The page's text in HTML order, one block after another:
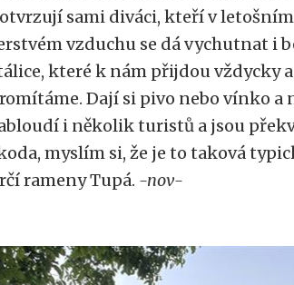
sami diváci, kteří v
vzduchu se dá vychutnat i
které k nám přijdou vždycky
Dají si pivo nebo vínko a
i několik turistů a jsou
myslím si, že je to taková
rameny Tupá. -nov-